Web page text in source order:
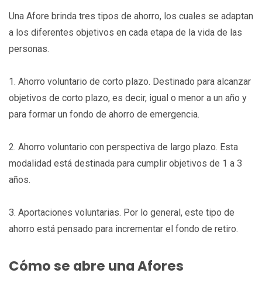
Una Afore brinda tres tipos de ahorro, los cuales se adaptan
a los diferentes objetivos en cada etapa de la vida de las
personas.
1. Ahorro voluntario de corto plazo. Destinado para alcanzar
objetivos de corto plazo, es decir, igual o menor a un año y
para formar un fondo de ahorro de emergencia.
2. Ahorro voluntario con perspectiva de largo plazo. Esta
modalidad está destinada para cumplir objetivos de 1 a 3
años.
3. Aportaciones voluntarias. Por lo general, este tipo de
ahorro está pensado para incrementar el fondo de retiro.
Cómo se abre una Afores